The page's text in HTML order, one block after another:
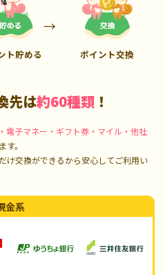
ト貯める ポイント交換
先は約60種類 ！
電子マネー・ギフト券・マイル・他社
。
け交換ができるから安心してご利用い
金系